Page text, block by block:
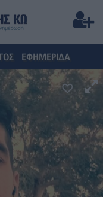
ΕΦΗΜΕΡΙΔΑ